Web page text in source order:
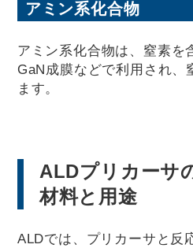
アミン系化合物
アミン系化合物は、窒素を
GaN成膜などで利用され、
ます。
ALDプリカーサ
材料と用途
ALDでは、プリカーサと反